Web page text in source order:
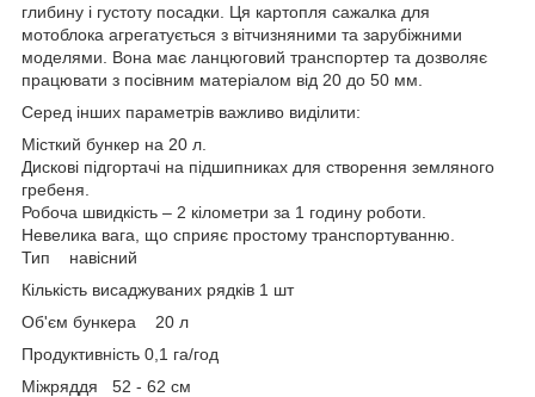
глибину і густоту посадки. Ця картопля сажалка для
мотоблока агрегатується з вітчизняними та зарубіжними
моделями. Вона має ланцюговий транспортер та дозволяє
працювати з посівним матеріалом від 20 до 50 мм.
Серед інших параметрів важливо виділити:
Місткий бункер на 20 л.
Дискові підгортачі на підшипниках для створення земляного
гребеня.
Робоча швидкість – 2 кілометри за 1 годину роботи.
Невелика вага, що сприяє простому транспортуванню.
Тип навісний
Кількість висаджуваних рядків 1 шт
Об'єм бункера 20 л
Продуктивність 0,1 га/год
Міжряддя 52 - 62 см